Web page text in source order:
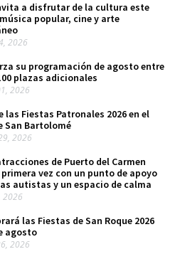
a disfrutar de la cultura este
popular, cine y arte
2026
su programación de agosto entre
plazas adicionales
2026
las Fiestas Patronales 2026 en el
San Bartolomé
2026
de Puerto del Carmen
vez con un punto de apoyo
autistas y un espacio de calma
2026
las Fiestas de San Roque 2026
agosto
2026